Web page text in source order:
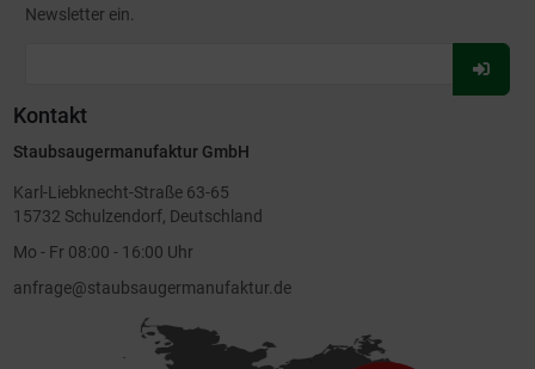
Newsletter ein.
Für
Kontakt
Staubsaugermanufaktur GmbH
Karl-Liebknecht-Straße 63-65
15732 Schulzendorf, Deutschland
Mo - Fr 08:00 - 16:00 Uhr
anfrage@staubsaugermanufaktur.de